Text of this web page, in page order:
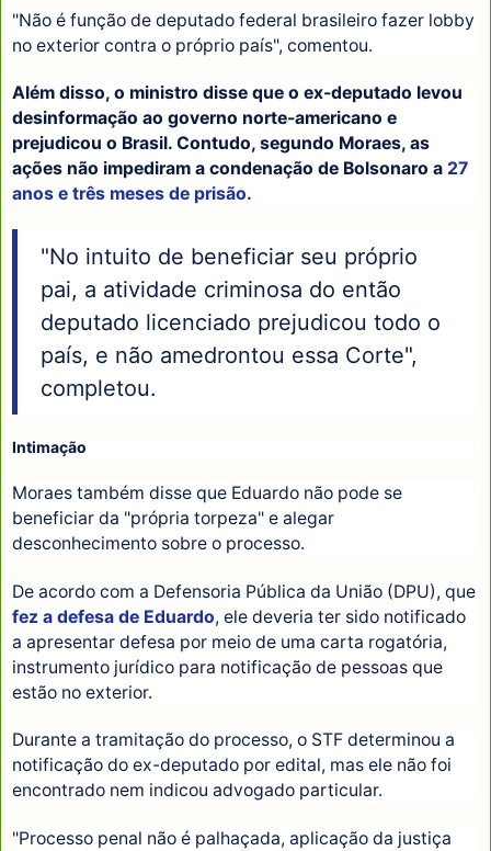
"Não é função de deputado federal brasileiro fazer lobby
no exterior contra o próprio país", comentou.
Além disso, o ministro disse que o ex-deputado levou
desinformação ao governo norte-americano e
prejudicou o Brasil. Contudo, segundo Moraes, as
ações não impediram a condenação de Bolsonaro a 27
anos e três meses de prisão.
"No intuito de beneficiar seu próprio
pai, a atividade criminosa do então
deputado licenciado prejudicou todo o
país, e não amedrontou essa Corte",
completou.
Intimação
Moraes também disse que Eduardo não pode se
beneficiar da "própria torpeza" e alegar
desconhecimento sobre o processo.
De acordo com a Defensoria Pública da União (DPU), que
fez a defesa de Eduardo, ele deveria ter sido notificado
a apresentar defesa por meio de uma carta rogatória,
instrumento jurídico para notificação de pessoas que
estão no exterior.
Durante a tramitação do processo, o STF determinou a
notificação do ex-deputado por edital, mas ele não foi
encontrado nem indicou advogado particular.
"Processo penal não é palhaçada, aplicação da justiça